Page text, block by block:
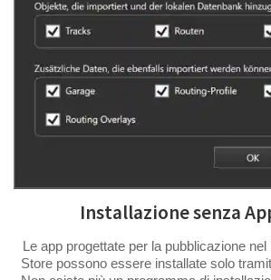
Installazione senza
Le app progettate per la pubblicazione
Store possono essere installate solo